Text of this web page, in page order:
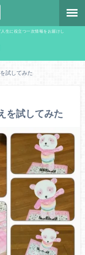
生に役立つ一次情報をお届けし
試してみた
を試してみた